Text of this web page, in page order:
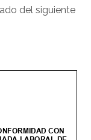
del siguiente